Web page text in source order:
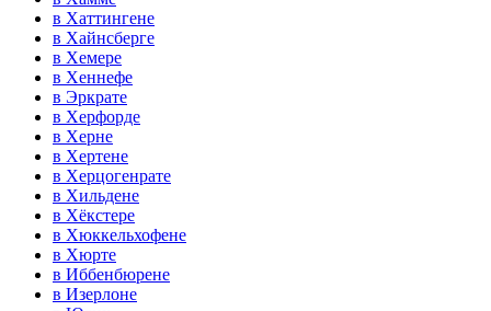
в Хаттингене
в Хайнсберге
в Хемере
в Хеннефе
в Эркрате
в Херфорде
в Херне
в Хертене
в Херцогенрате
в Хильдене
в Хёкстере
в Хюккельхофене
в Хюрте
в Иббенбюрене
в Изерлоне